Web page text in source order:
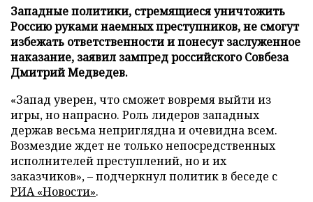
Западные политики, стремящиеся уничтожить
Россию руками наемных преступников, не смогут
избежать ответственности и понесут заслуженное
наказание, заявил зампред российского Совбеза
Дмитрий Медведев.
«Запад уверен, что сможет вовремя выйти из
игры, но напрасно. Роль лидеров западных
держав весьма неприглядна и очевидна всем.
Возмездие ждет не только непосредственных
исполнителей преступлений, но и их
заказчиков», – подчеркнул политик в беседе с
РИА «Новости».